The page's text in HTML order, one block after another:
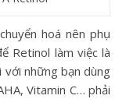
hoá nên phụ
Retinol làm việc là
với những bạn dùng
Vitamin C… phải